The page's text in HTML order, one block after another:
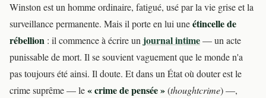
Winston est un homme ordinaire, fatigué, usé par la vie grise et la
surveillance permanente. Mais il porte en lui uneétincelle de
rébellion : il commence à écrire un journal intime— un acte
punissable de mort. Il se souvient vaguement que le monde n'a
pas toujours été ainsi. Il doute. Et dans un État où douter est le
crime suprême — le« crime de pensée »(thoughtcrime) —,